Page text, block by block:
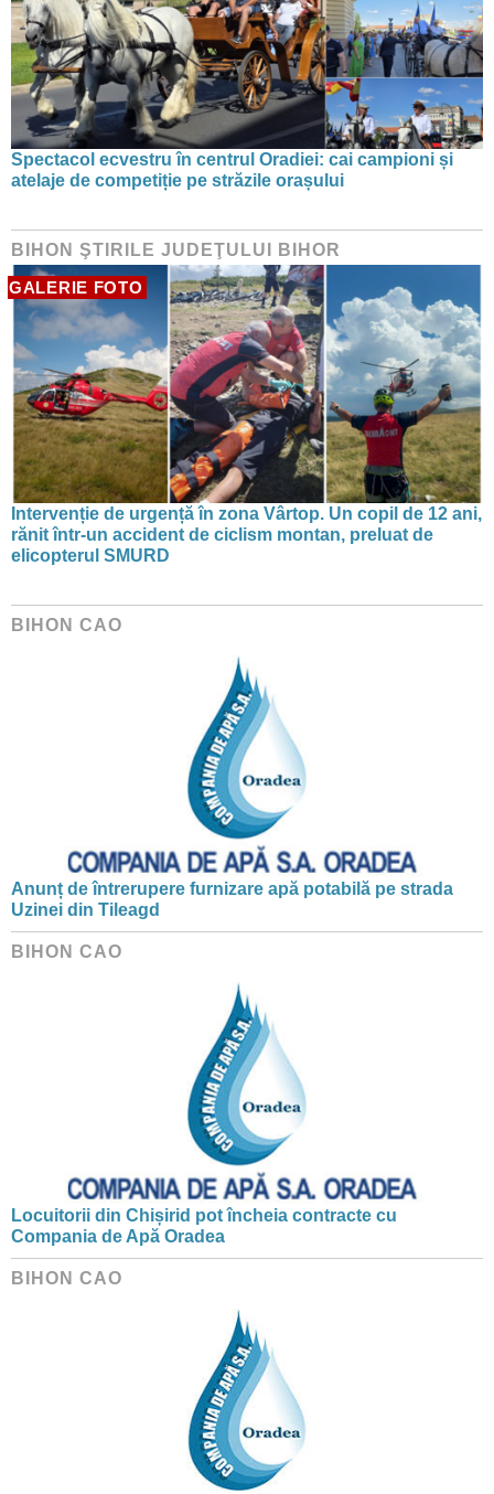
Spectacol ecvestru în centrul Oradiei: cai campioni și
atelaje de competiție pe străzile orașului
BIHON ŞTIRILE JUDEŢULUI BIHOR
GALERIE FOTO
Intervenție de urgență în zona Vârtop. Un copil de 12 ani,
rănit într-un accident de ciclism montan, preluat de
elicopterul SMURD
BIHON CAO
Anunț de întrerupere furnizare apă potabilă pe strada
Uzinei din Tileagd
BIHON CAO
Locuitorii din Chișirid pot încheia contracte cu
Compania de Apă Oradea
BIHON CAO